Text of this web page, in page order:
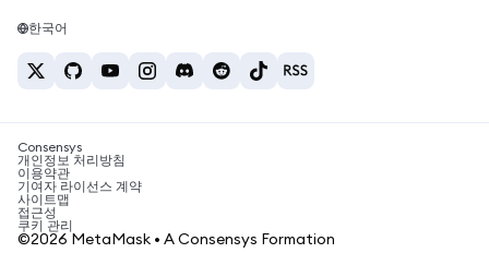
채용
테더 가격
BTC를 INR로 환전
ETH를 USDT로 환전
USDT 매수
SHIB 매수
BNB 매수
솔라나 지갑
암호화폐 세금 뉴스
암호화폐 매수 방법
비트코인 매도 방법
한국어
Consensys
개인정보 처리방침
이용약관
기여자 라이선스 계약
사이트맵
접근성
쿠키 관리
©2026 MetaMask • A Consensys Formation